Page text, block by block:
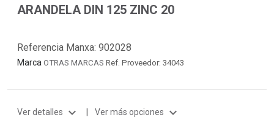
ARANDELA DIN 125 ZINC 20
Referencia Manxa: 902028
Marca OTRAS MARCAS Ref. Proveedor: 34043
Ver detalles expand_more | Ver más opciones expand_more